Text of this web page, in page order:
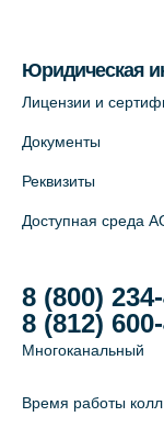
+7 (812) 565-11-12
На карте
Юридическая
Лицензии и
Документы
Реквизиты
Доступная среда
8 (800)
8 (812)
Многоканальный
Время работы